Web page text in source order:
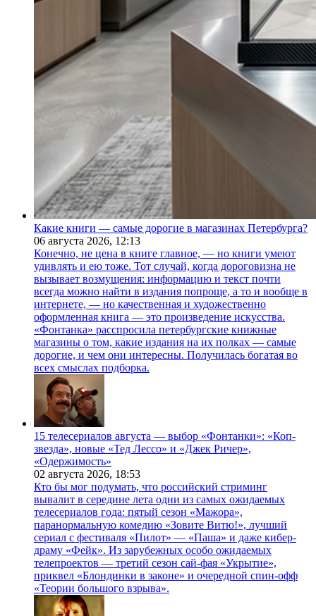
Какие книги — самые дорогие в магазинах Петербурга?
06 августа 2026, 12:13
Конечно, не цена в книге главное, — но книги умеют
удивлять и ею тоже. Тот случай, когда дороговизна не
вызывает возмущения: информацию и текст почти
всегда можно найти в издания попроще, а то и вообще в
интернете, — но качественная и художественно
оформленная книга — это произведение искусства.
«Фонтанка» расспросила петербургские книжные
магазины о том, какие издания на их полках — самые
дорогие, и чем они интересны. Получилась богатая во
всех смыслах подборка.
15 телесериалов августа — выбор «Фонтанки»: «Коп-
звезда», новые «Тед Лессо» и «Джек Ричер»,
«Одержимость»
02 августа 2026, 18:53
Кто бы мог подумать, что российский стриминг
вывалит в середине лета одни из самых ожидаемых
телесериалов года: пятый сезон «Мажора»,
паранормальную комедию «Зовите Витю!», лучший
сериал с фестиваля «Пилот» — «Паша» и даже кибер-
драму «Фейк». Из зарубежных особо ожидаемых
телепроектов — третий сезон сай-фая «Укрытие»,
приквел «Блондинки в законе» и очередной спин-офф
«Теории большого взрыва».